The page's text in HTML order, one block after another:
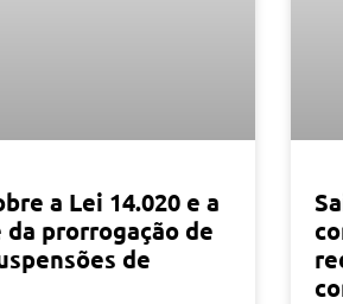
a Lei 14.020 e a
prorrogação de
de